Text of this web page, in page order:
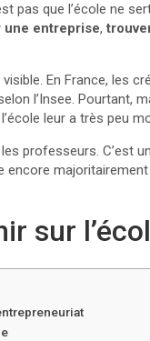
pas que l’école ne
une entreprise,
En France, les
l’Insee. Pourtant,
leur a très peu
professeurs. C’est
sur